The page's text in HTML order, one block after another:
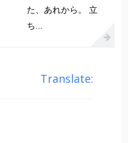
た、あれから。 立
ち...
Translate: